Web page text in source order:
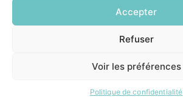
Accepter
Refuser
Voir les préférences
Politique de confidentialité
Politique de confidentialité